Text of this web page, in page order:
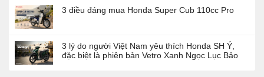
3 điều đáng mua Honda Super Cub 110cc Pro
3 lý do người Việt Nam yêu thích Honda SH Ý,
đặc biệt là phiên bản Vetro Xanh Ngọc Lục Bảo